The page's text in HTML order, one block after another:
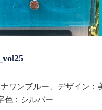
ワンブルー、デザイン：
色：シルバー